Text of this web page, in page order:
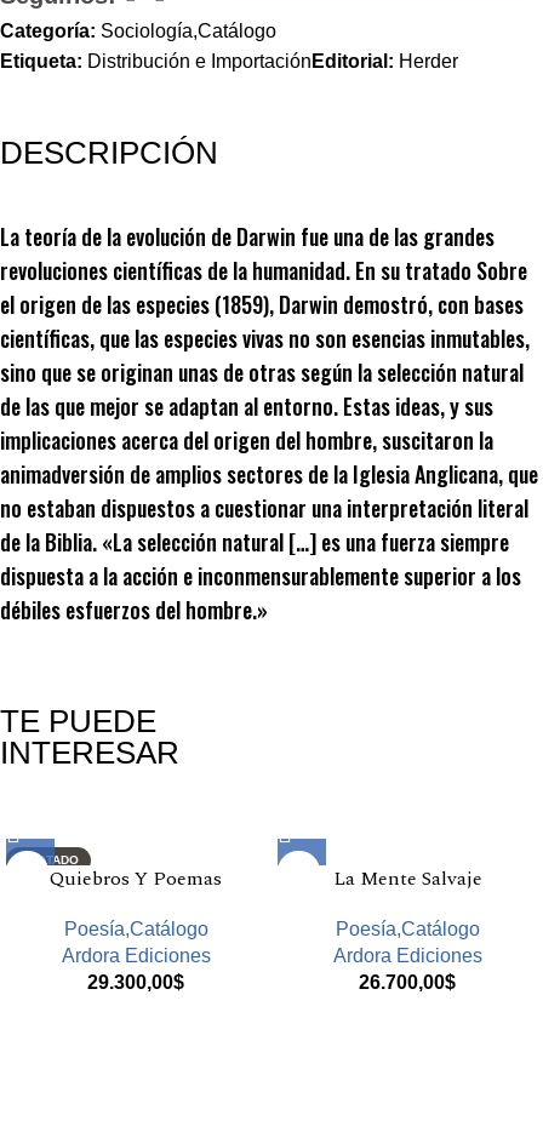
Categoría: Sociología,Catálogo
Etiqueta: Distribución e Importación Editorial: Herder
DESCRIPCIÓN
La teoría de la evolución de Darwin fue una de las grandes
revoluciones científicas de la humanidad. En su tratado Sobre
el origen de las especies (1859), Darwin demostró, con bases
científicas, que las especies vivas no son esencias inmutables,
sino que se originan unas de otras según la selección natural
de las que mejor se adaptan al entorno. Estas ideas, y sus
implicaciones acerca del origen del hombre, suscitaron la
animadversión de amplios sectores de la Iglesia Anglicana, que
no estaban dispuestos a cuestionar una interpretación literal
de la Biblia. «La selección natural […] es una fuerza siempre
dispuesta a la acción e inconmensurablemente superior a los
débiles esfuerzos del hombre.»
TE PUEDE
INTERESAR
AGOTADO
Quiebros Y Poemas
Poesía,Catálogo
Ardora Ediciones
29.300,00$
La Mente Salvaje
Poesía,Catálogo
Ardora Ediciones
26.700,00$